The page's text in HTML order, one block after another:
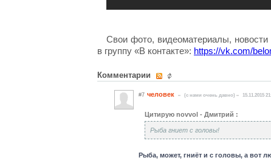
Свои фото, видеоматериалы,
в группу «В контакте»: https://vk.com/
Комментарии
#7 человек (c нами очень давно) 15.11.2015
Цитирую novvol - Дмитрий :
Рыба гниет с головы!
Рыба, может, гниёт и с головы, а вот